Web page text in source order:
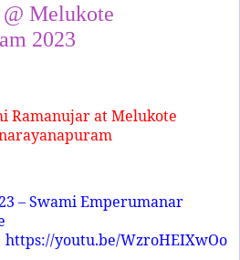
Melukote
2023
Ramanujar at Melukote
– Swami Emperumanar
https://youtu.be/WzroHEIXwOo